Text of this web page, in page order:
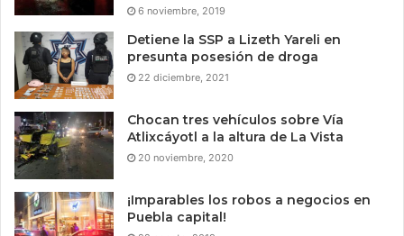
6 noviembre, 2019
Detiene la SSP a Lizeth Yareli en
presunta posesión de droga
22 diciembre, 2021
Chocan tres vehículos sobre Vía
Atlixcáyotl a la altura de La Vista
20 noviembre, 2020
¡Imparables los robos a negocios en
Puebla capital!